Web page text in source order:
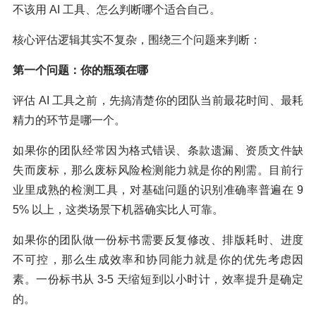
不该用 AI 工具、怎么判断哪个适合自己。
核心评估逻辑其实不复杂，围绕三个问题来判断：
第一个问题：你的瓶颈在哪
评估 AI 工具之前，先搞清楚你的团队当前最花时间、最耗
精力的环节是哪一个。
如果你的团队经常因为格式错误、条款遗漏、资质文件缺
失而废标，那么废标风险检测能力就是你的刚需。目前行
业里成熟的检测工具，对基础问题的识别准确率普遍在 9
5% 以上，这类场景下机器确实比人可靠。
如果你的团队做一份标书需要反复修改、排版耗时、进度
不可控，那么生成效率和协同能力就是你的优先考虑因
素。一份标书从 3-5 天缩短到以小时计，效率提升是确定
的。